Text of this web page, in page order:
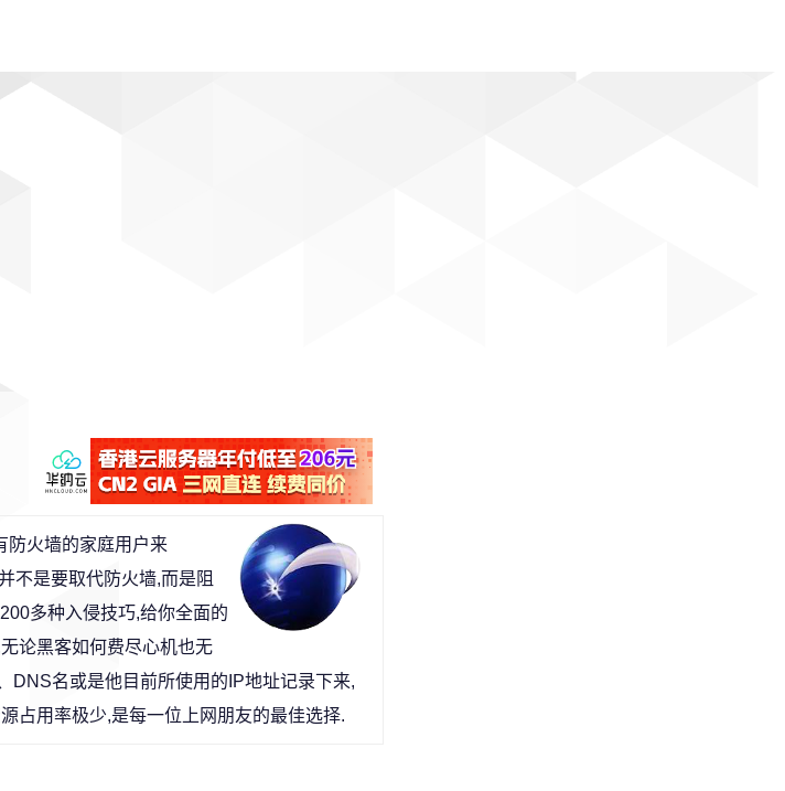
防火墙的家庭用户来
不是要取代防火墙,而是阻
多种入侵技巧,给你全面的
论黑客如何费尽心机也无
DNS名或是他目前所使用的IP地址记录下来,
占用率极少,是每一位上网朋友的最佳选择.